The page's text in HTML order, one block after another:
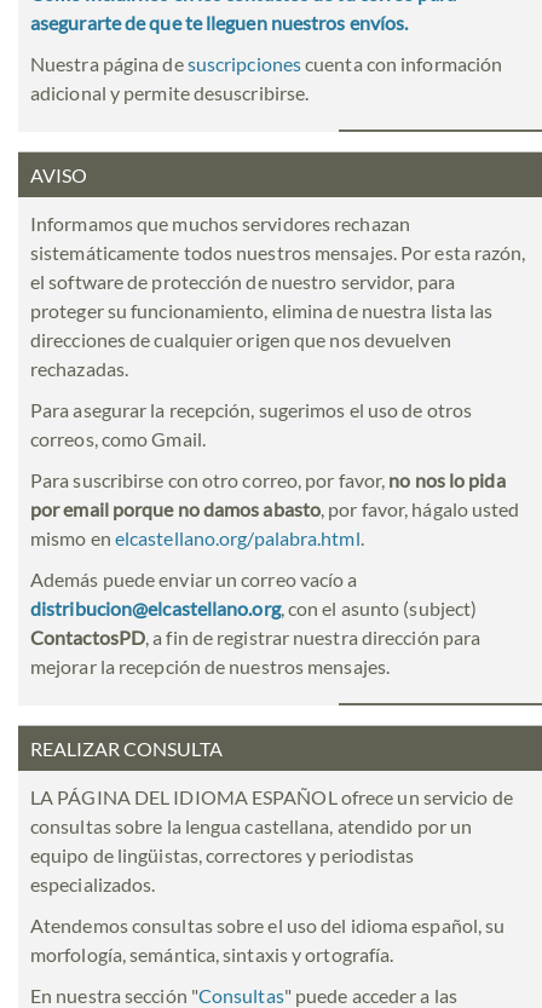
asegurarte de que te lleguen nuestros envíos.
Nuestra página desuscripcionescuenta con información
adicional y permite desuscribirse.
AVISO
Informamos que muchos servidores rechazan
sistemáticamente todos nuestros mensajes. Por esta razón,
el software de protección de nuestro servidor, para
proteger su funcionamiento, elimina de nuestra lista las
direcciones de cualquier origen que nos devuelven
rechazadas.
Para asegurar la recepción, sugerimos el uso de otros
correos, como Gmail.
Para suscribirse con otro correo, por favor, no nos lo pida
por email porque no damos abasto , por favor, hágalo usted
mismo en elcastellano.org/palabra.html
Además puede enviar un correo vacío a
distribucion@elcastellano.org, con el asunto (subject)
ContactosPD , a fin de registrar nuestra dirección para
mejorar la recepción de nuestros mensajes.
REALIZAR CONSULTA
LA PÁGINA DEL IDIOMA ESPAÑOL ofrece un servicio de
consultas sobre la lengua castellana, atendido por un
equipo de lingüistas, correctores y periodistas
especializados.
Atendemos consultas sobre el uso del idioma español, su
morfología, semántica, sintaxis y ortografía.
En nuestra sección "Consultas" puede acceder a las